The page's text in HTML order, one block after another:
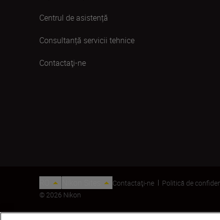
Centrul de asistență
Consultanță servicii tehnice
Contactaţi-ne
Contactaţi-ne Politică de
© 2026 Nikon